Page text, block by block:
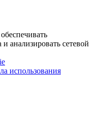
анализировать сетевой
использования